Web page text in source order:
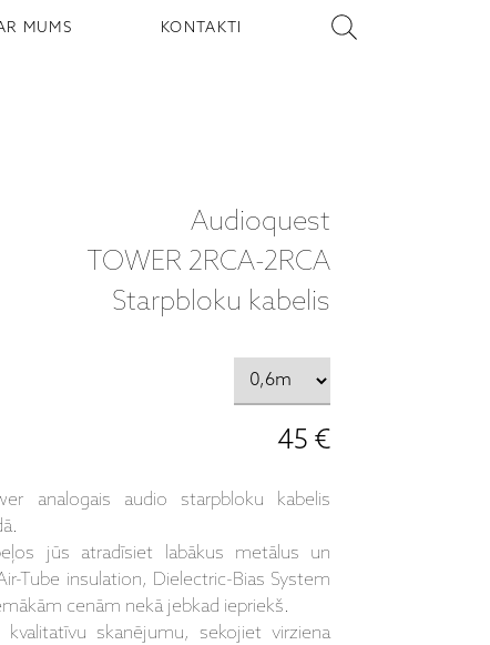
MUMS KONTAKTI
Audioquest
TOWER 2RCA-2RCA
Starpbloku kabelis
45 €
analogais audio starpbloku kabelis
jūs atradīsiet labākus metālus un
Tube insulation, Dielectric-Bias System
cenām nekā jebkad iepriekš.
skanējumu, sekojiet virziena